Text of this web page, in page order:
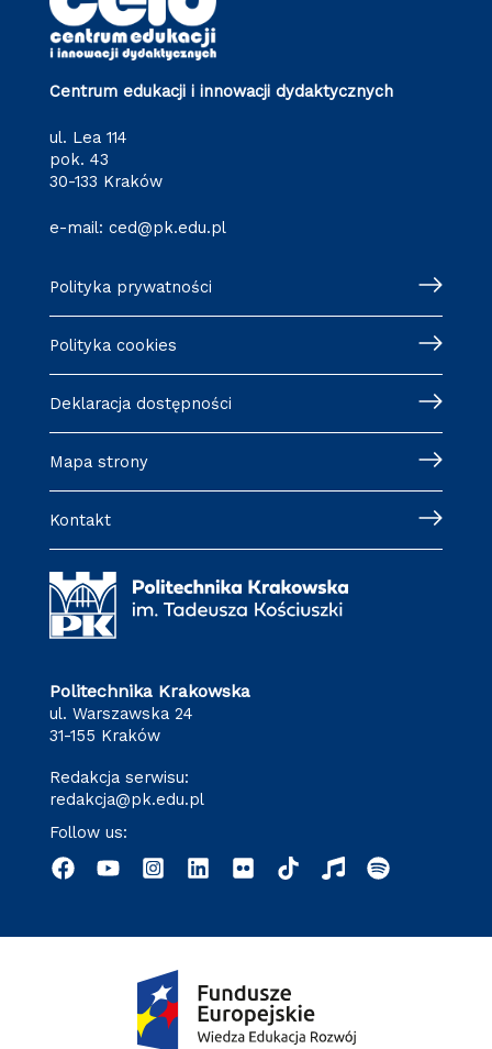
Centrum edukacji i innowacji dydaktycznych
ul. Lea 114
pok. 43
30-133 Kraków
e-mail: ced@pk.edu.pl
Polityka prywatności
Polityka cookies
Deklaracja dostępności
Mapa strony
Kontakt
Politechnika Krakowska
ul. Warszawska 24
31-155 Kraków
Redakcja serwisu:
redakcja@pk.edu.pl
Follow us: